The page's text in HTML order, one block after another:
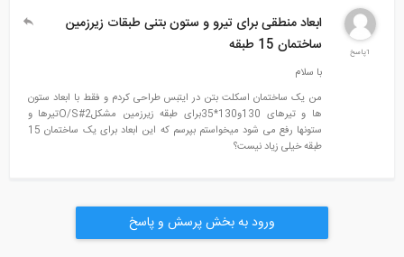
ابعاد منطقی برای تیرو و ستون بتنی طبقات زیرزمین
ساختمان 15 طبقه
با سلام
من یک ساختمان اسکلت بتن در ایتبس طراحی کردم و فقط با ابعاد ستون
ها و تیرهای 130و130*35برای طبقه زیرزمین مشکلO/S#2تیرها و
ستونها رفع می شود میخواستم بپرسم که این ابعاد برای یک ساختمان 15
طبقه خیلی زیاد نیست؟
ورود به بخش پرسش و پاسخ